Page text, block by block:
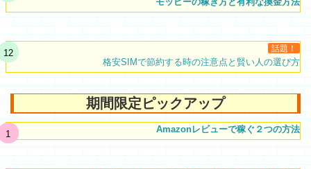
話題！
格安SIMで節約する時の注意点と賢い人の選び方
期間限定ピックアップ
Amazonレビューで稼ぐ２つの方法